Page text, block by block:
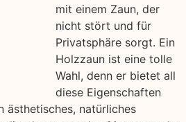
mit einem Zaun, der
nicht stört und für
Privatsphäre sorgt. Ein
Holzzaun ist eine tolle
Wahl, denn er bietet all
diese Eigenschaften
ästhetisches, natürliches